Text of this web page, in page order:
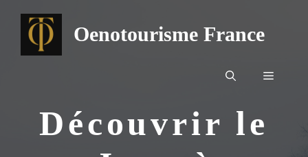
contenu
Oenotourisme France
Menu
Découvrir le